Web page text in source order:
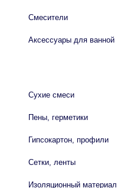
Смесители
Аксессуары для ванной
Сухие смеси
Пены, герметики
Гипсокартон, профили
Сетки, ленты
Изоляционный материал